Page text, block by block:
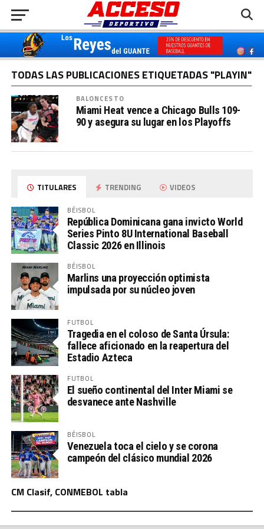
TODAS LAS PUBLICACIONES ETIQUETADAS "PLAYIN"
BALONCESTO
Miami Heat vence a Chicago Bulls 109-
90 y asegura su lugar en los Playoffs
TITULARES TRENDING VIDEOS
BÉISBOL
República Dominicana gana invicto World
Series Pinto 8U International Baseball
Classic 2026 en Illinois
BÉISBOL
Marlins una proyección optimista
impulsada por su núcleo joven
FUTBOL
Tragedia en el coloso de Santa Úrsula:
fallece aficionado en la reapertura del
Estadio Azteca
FUTBOL
El sueño continental del Inter Miami se
desvanece ante Nashville
BÉISBOL
Venezuela toca el cielo y se corona
campeón del clásico mundial 2026
CM Clasif, CONMEBOL tabla